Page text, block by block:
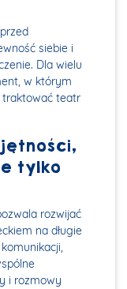
siebie i
Dla wielu
w którym
traktować teatr
tylko
rozwijać
na długie
i rozmowy